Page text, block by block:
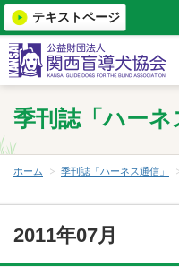
テキストページ
季刊誌「ハーネ
ホーム 季刊誌「ハーネス通信」
2011年07月